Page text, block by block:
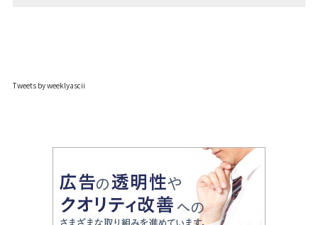
Tweets by weeklyascii